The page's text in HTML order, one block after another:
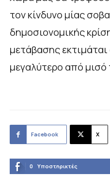
τον κίνδυνο μίας
δημοσιονομικής
μετάβασης εκτιμάται
μεγαλύτερο από μισό
Facebook X
0 Υποστηρικτές